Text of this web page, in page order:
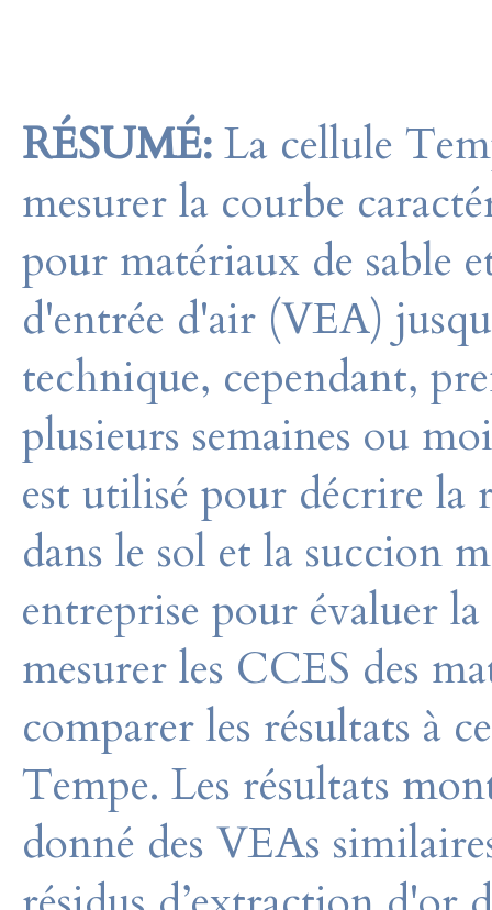
RÉSUMÉ: La cellule
mesurer la courbe
pour matériaux de sable
d'entrée d'air (VEA)
technique, cependant,
plusieurs semaines ou
est utilisé pour décrire la
dans le sol et la succion
entreprise pour évaluer
mesurer les CCES des
comparer les résultats à
Tempe. Les résultats
donné des VEAs